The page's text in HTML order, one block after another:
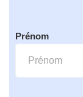
Prénom